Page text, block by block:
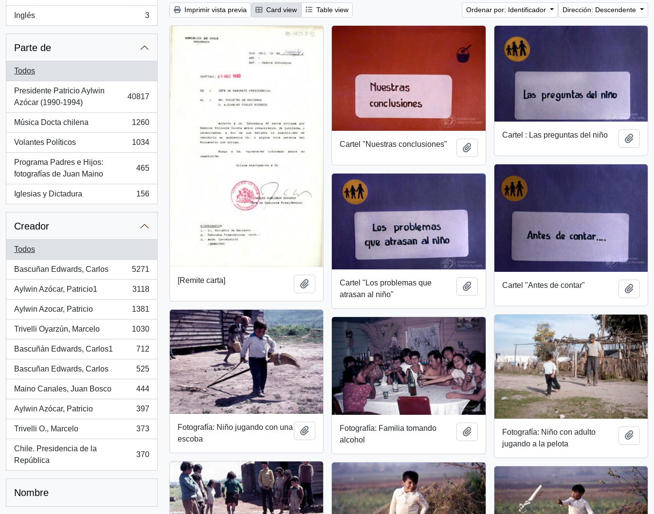
Inglés
, 3 resultados
3
Parte de
Todos
Presidente Patricio Aylwin
Azócar (1990-1994)
, 40817 resultados
40817
Música Docta chilena
, 1260 resultados
1260
Volantes Políticos
, 1034 resultados
1034
Programa Padres e Hijos:
fotografías de Juan Maino
, 465 resultados
465
Iglesias y Dictadura
, 156 resultados
156
Creador
Todos
Bascuñan Edwards, Carlos
, 5271 resultados
5271
Aylwin Azócar, Patricio1
, 3118 resultados
3118
Aylwin Azocar, Patricio
, 1381 resultados
1381
Trivelli Oyarzún, Marcelo
, 1030 resultados
1030
Bascuñán Edwards, Carlos1
, 712 resultados
712
Bascuñan Edwards, Carlos
, 525 resultados
525
Maino Canales, Juan Bosco
, 444 resultados
444
Aylwin Azócar, Patricio
, 397 resultados
397
Trivelli O., Marcelo
, 373 resultados
373
Chile. Presidencia de la
República
, 370 resultados
370
Nombre
Imprimir vista previa Card view Table view Ordenar por: Identificador Dirección: Descendente
[Remite carta] Añadir al portapapeles
Cartel "Nuestras conclusiones" Añadir al portapapeles
Cartel : Las preguntas del niño
Cartel "Antes de contar"
Cartel "Los problemas que
atrasan al niño"
Añadir al portapapeles
Fotografía: Niño jugando con una
escoba
Añadir al portapapeles
Fotografía: Niño con adulto
jugando a la pelota
Fotografía: Familia tomando
alcohol
Añadir al portapapeles